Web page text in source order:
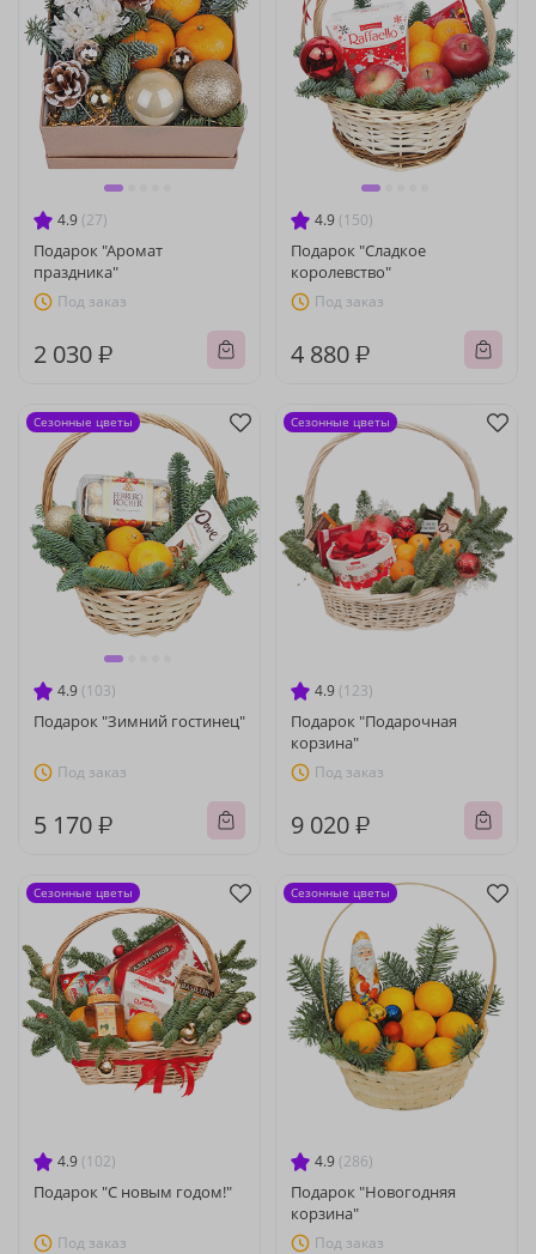
4.9 (27)
Подарок "Аромат
праздника"
Под заказ
2 030 ₽
4.9 (150)
Подарок "Сладкое
королевство"
Под заказ
4 880 ₽
4.9 (103)
Подарок "Зимний гостинец"
Под заказ
5 170 ₽
Сезонные цветы
4.9 (123)
Подарок "Подарочная
корзина"
Под заказ
9 020 ₽
Сезонные цветы
4.9 (102)
Подарок "С новым годом!"
Под заказ
Сезонные цветы
4.9 (286)
Подарок "Новогодняя
корзина"
Под заказ
Сезонные цветы